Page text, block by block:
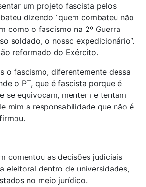
um projeto fascista pelos
dizendo “quem combateu não
como o fascismo na 2º Guerra
soldado, o nosso expedicionário”.
reformado do Exército.
o fascismo, diferentemente dessa
o PT, que é fascista porque é
se equivocam, mentem e tentam
mim a responsabilidade que não é
comentou as decisões judiciais
eleitoral dentro de universidades,
no meio jurídico.